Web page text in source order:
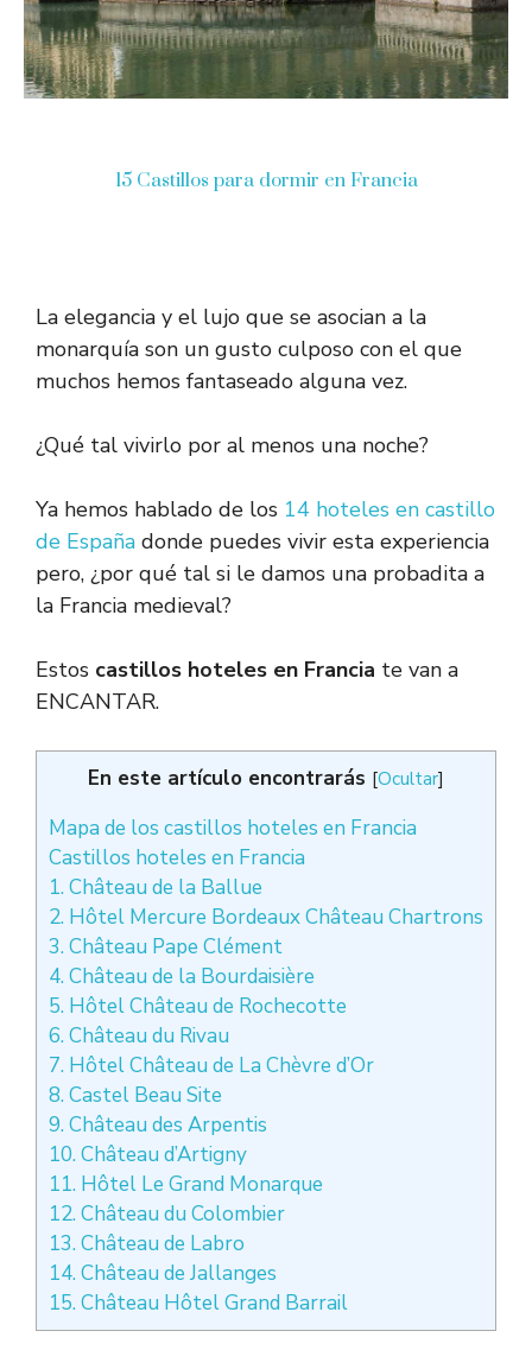
15 Castillos para dormir en Francia
La elegancia y el lujo que se asocian a la
monarquía son un gusto culposo con el que
muchos hemos fantaseado alguna vez.
¿Qué tal vivirlo por al menos una noche?
Ya hemos hablado de los 14 hoteles en castillo
de España donde puedes vivir esta experiencia
pero, ¿por qué tal si le damos una probadita a
la Francia medieval?
Estos castillos hoteles en Francia te van a
ENCANTAR.
En este artículo encontrarás [Ocultar]
Mapa de los castillos hoteles en Francia
Castillos hoteles en Francia
1. Château de la Ballue
2. Hôtel Mercure Bordeaux Château Chartrons
3. Château Pape Clément
4. Château de la Bourdaisière
5. Hôtel Château de Rochecotte
6. Château du Rivau
7. Hôtel Château de La Chèvre d’Or
8. Castel Beau Site
9. Château des Arpentis
10. Château d’Artigny
11. Hôtel Le Grand Monarque
12. Château du Colombier
13. Château de Labro
14. Château de Jallanges
15. Château Hôtel Grand Barrail